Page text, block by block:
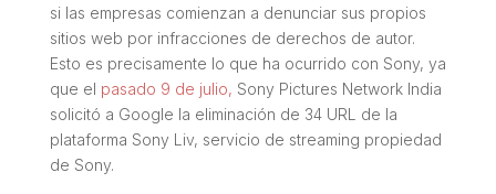
si las empresas comienzan a denunciar sus propios
sitios web por infracciones de derechos de autor.
Esto es precisamente lo que ha ocurrido con Sony, ya
que el pasado 9 de julio, Sony Pictures Network India
solicitó a Google la eliminación de 34 URL de la
plataforma Sony Liv, servicio de streaming propiedad
de Sony.